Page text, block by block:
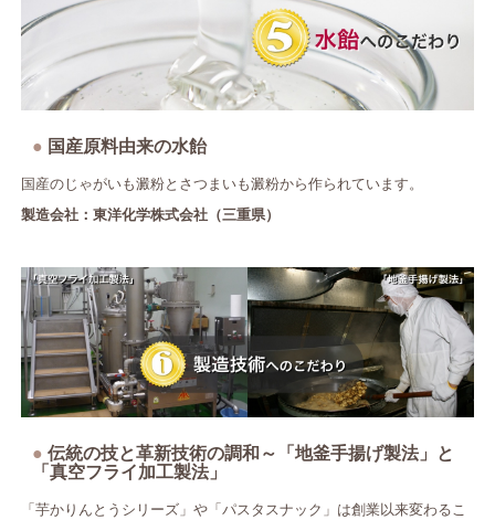
国産原料由来の水飴
国産のじゃがいも澱粉とさつまいも澱粉から作られています。
製造会社：東洋化学株式会社（三重県）
伝統の技と革新技術の調和～「地釜手揚げ製法」と
「真空フライ加工製法」
「芋かりんとうシリーズ」や「パスタスナック」は創業以来変わるこ